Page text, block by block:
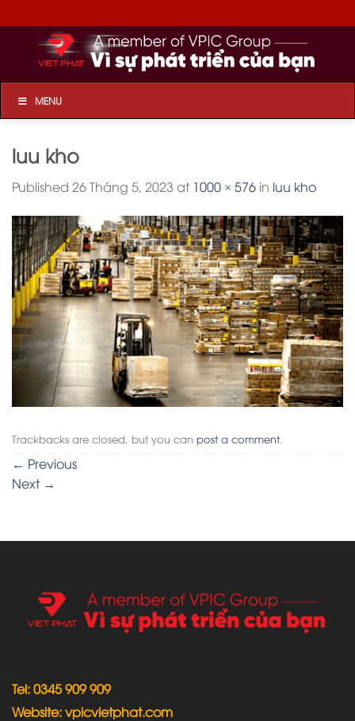
to
content
MENU
luu kho
Published 26 Tháng 5, 2023 at 1000 × 576 in luu kho
Trackbacks are closed, but you can post a comment.
← Previous
Next →
Tel: 0345 909 909
Website: vpicvietphat.com